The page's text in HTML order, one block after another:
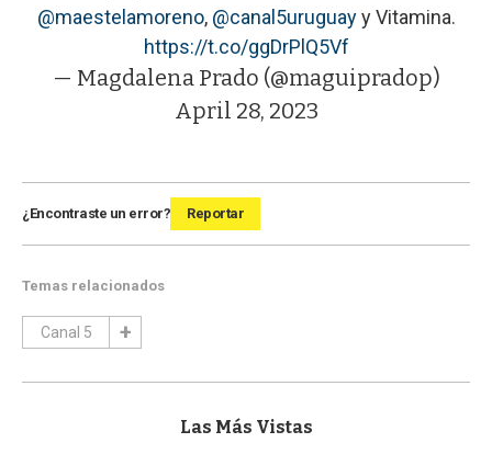
@maestelamoreno, @canal5uruguayy Vitamina.
https://t.co/ggDrPlQ5Vf
— Magdalena Prado (@maguipradop)
April 28, 2023
¿Encontraste un error? Reportar
Temas relacionados
Canal 5
Las Más Vistas